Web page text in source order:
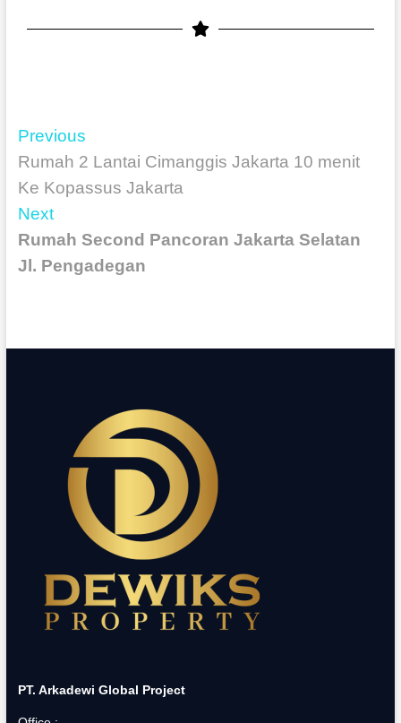
Previous
Rumah 2 Lantai Cimanggis Jakarta 10 menit
Ke Kopassus Jakarta
Next
Rumah Second Pancoran Jakarta Selatan
Jl. Pengadegan
PT. Arkadewi Global Project